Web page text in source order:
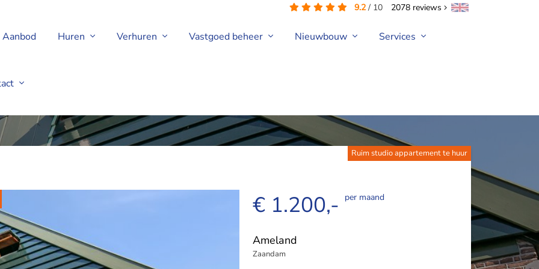
9.2/ 10 2078 reviews
Aanbod Huren Verhuren Vastgoed beheer Nieuwbouw Services
Ruim studio appartement te huur
€ 1.200,- per maand
Ameland
Zaandam